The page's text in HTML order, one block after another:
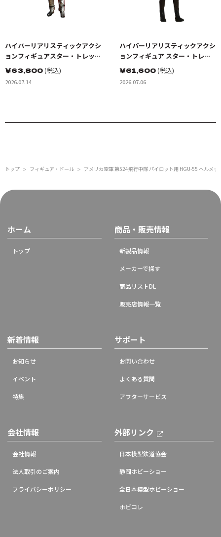
ハイパーリアリスティックアクシ
ョンフィギュアスター・トレッ
ク:宇宙大作戦 カーク船長 EVスー
ツ（宇宙服）
￥63,800(税込)
2026.07.14
ハイパーリアリスティックアクシ
ョンフィギュア スター・トレッ
ク BEYOND ドクター・レナー
ド・ボーンズ・マッコイ
￥61,600(税込)
2026.07.06
トップ ＞ フィギュア・ドール ＞ アメリカ空軍 第524飛行中隊 パイロット用 HGU-55 ヘルメッ
ホーム
トップ
商品・販売情報
新製品情報
メーカーで探す
商品リストDL
販売店情報一覧
新着情報
お知らせ
イベント
特集
サポート
お問い合わせ
よくある質問
アフターサービス
会社情報
会社情報
法人取引のご案内
プライバシーポリシー
外部リンク
日本模型鉄道協会
静岡ホビーショー
全日本模型ホビーショー
ホビコレ